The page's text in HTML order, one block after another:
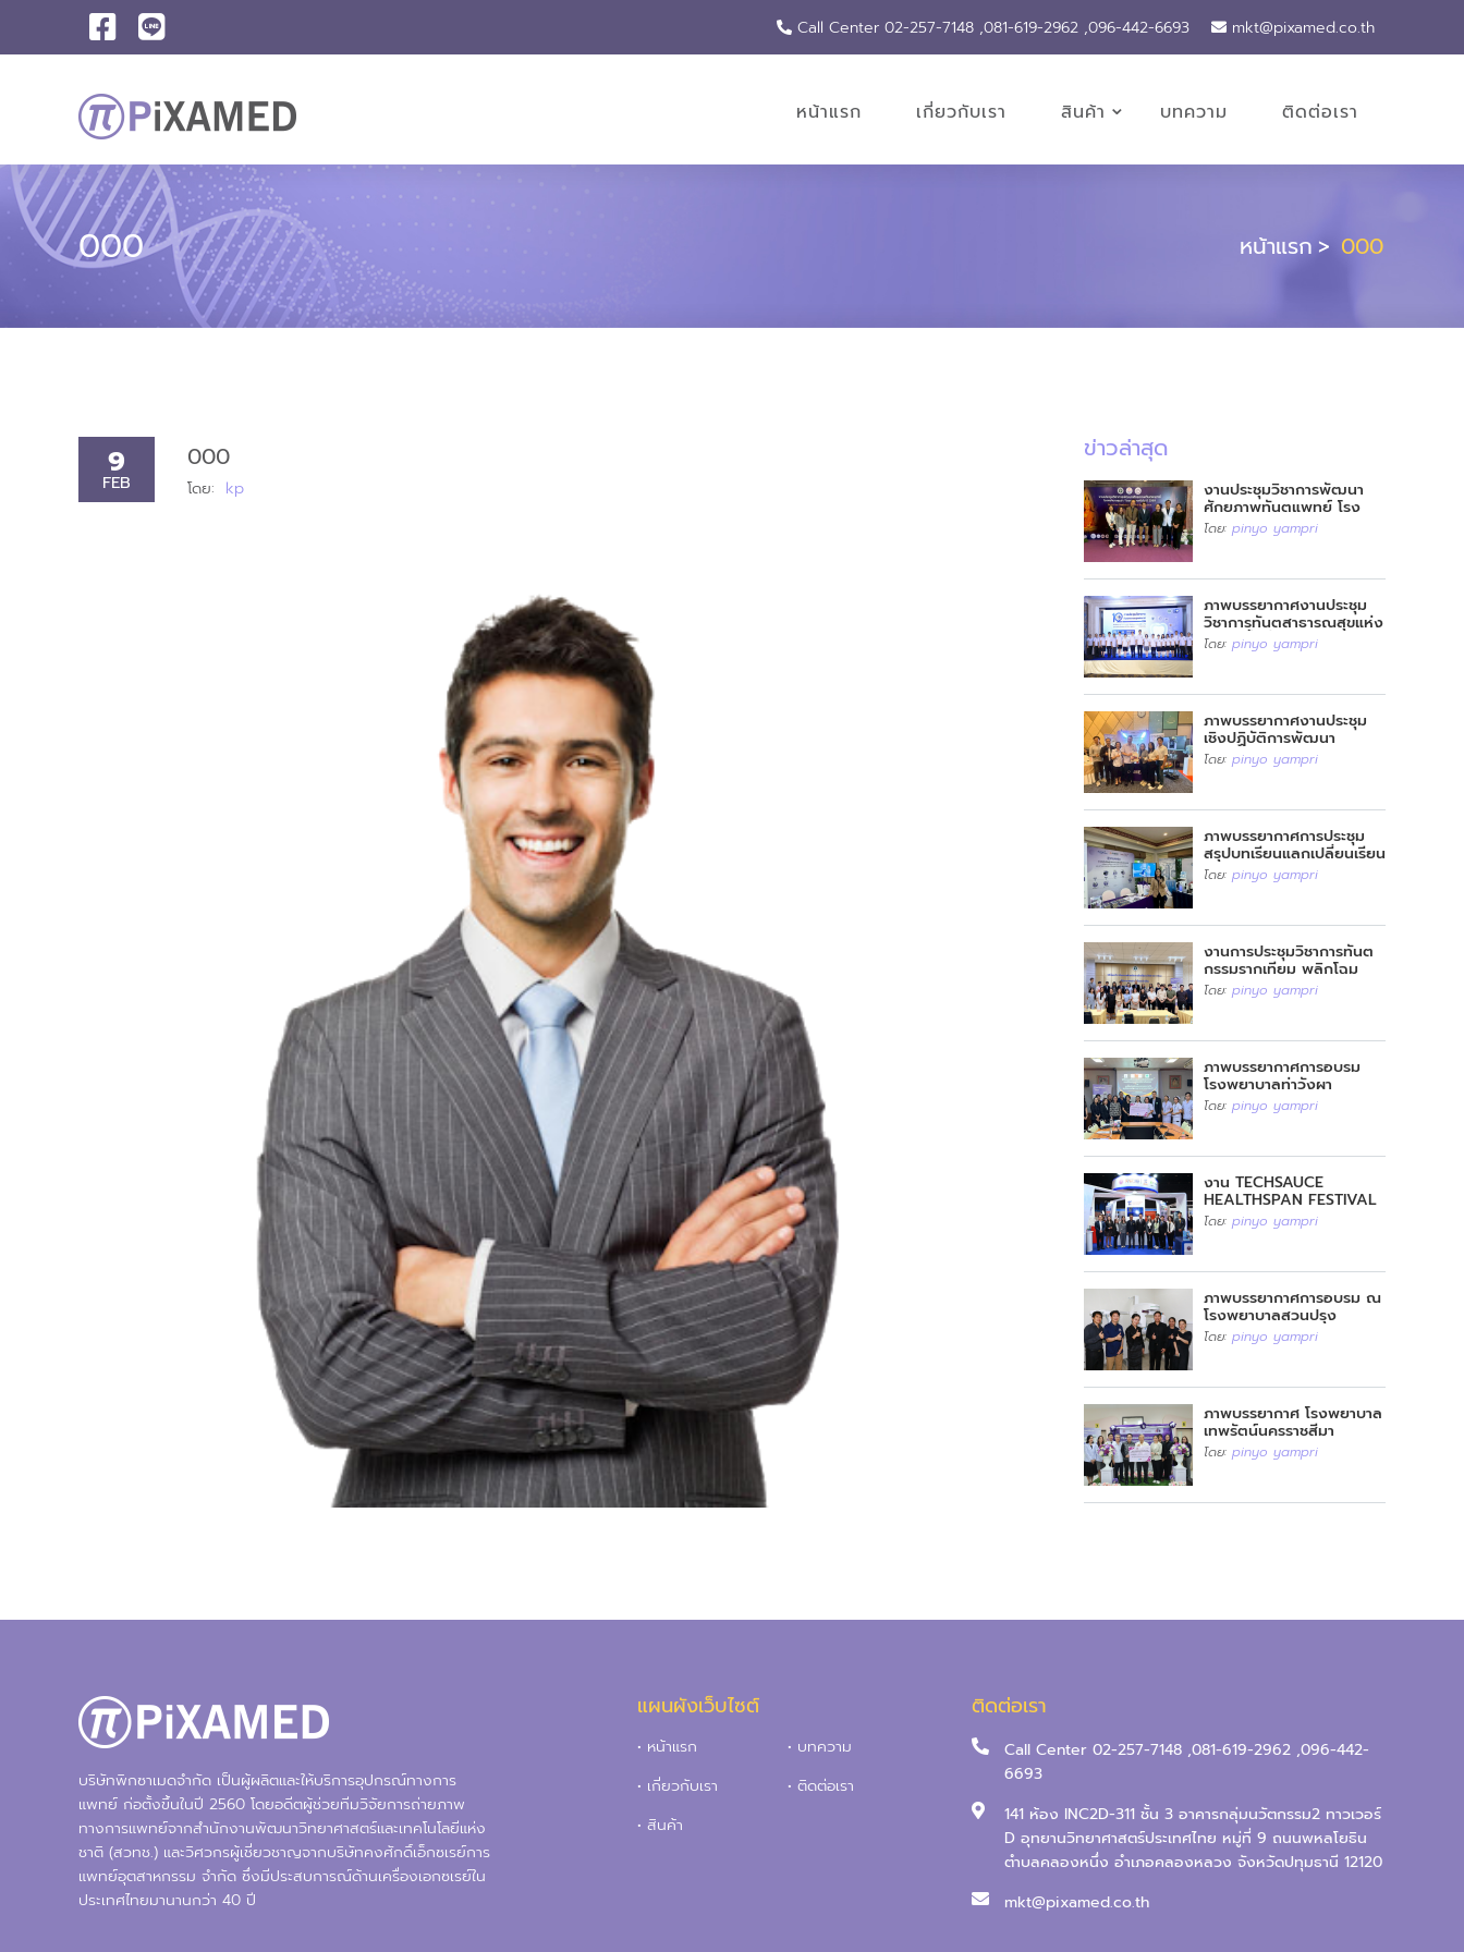
Call Center 02-257-7148 ,081-619-2962 ,096-442-6693 mkt@pixamed.co.th
หน้าแรก เกี่ยวกับเรา สินค้า บทความ ติดต่อเรา
000 หน้าแรก 000
9
FEB
000
โดย: kp
ข่าวล่าสุด
งานประชุมวิชาการพัฒนา
ศักยภาพทันตแพทย์ โรง
พยาบาลศูนย์ / โรงพยาบาล
ทั่วไป ปี2569
โดย: pinyo yampri
ภาพบรรยากาศงานประชุม
วิชาการทันตสาธารณสุขแห่ง
ชาติ ครั้งที่ 12
โดย: pinyo yampri
ภาพบรรยากาศงานประชุม
เชิงปฏิบัติการพัฒนา
ศักยภาพทันตแพทย์และ
ทันตบุคลากรสำนักงาน
ประเทศ
โดย: pinyo yampri
ภาพบรรยากาศการประชุม
สรุปบทเรียนแลกเปลี่ยนเรียน
รู้ สุขภาพช่องปาก เขต
สุขภาพที่ 5 ปี 2569
โดย: pinyo yampri
งานการประชุมวิชาการทันต
กรรมรากเทียม พลิกโฉม
บริการทันตกรรมด้วย
นวัตกรรมไทย เพิ่ม
ประชาชนอย่างทั่วถึงและเท่า
โดย: pinyo yampri
ภาพบรรยากาศการอบรม
โรงพยาบาลท่าวังผา
โดย: pinyo yampri
งาน TECHSAUCE
HEALTHSPAN FESTIVAL
2026
โดย: pinyo yampri
ภาพบรรยากาศการอบรม ณ
โรงพยาบาลสวนปรุง
โดย: pinyo yampri
ภาพบรรยากาศ โรงพยาบาล
เทพรัตน์นครราชสีมา
โดย: pinyo yampri
บริษัทพิกซาเมดจำกัด เป็นผู้ผลิตและให้บริการอุปกรณ์ทางการ
แพทย์ ก่อตั้งขึ้นในปี 2560 โดยอดีตผู้ช่วยทีมวิจัยการถ่ายภาพ
ทางการแพทย์จากสำนักงานพัฒนาวิทยาศาสตร์และเทคโนโลยีแห่ง
ชาติ (สวทช.) และวิศวกรผู้เชี่ยวชาญจากบริษัทคงศักดิ์เอ็กซเรย์การ
แพทย์อุตสาหกรรม จำกัด ซึ่งมีประสบการณ์ด้านเครื่องเอกซเรย์ใน
ประเทศไทยมานานกว่า 40 ปี
แผนผังเว็บไซต์
• หน้าแรก
• เกี่ยวกับเรา
• สินค้า
• บทความ
• ติดต่อเรา
ติดต่อเรา
Call Center 02-257-7148 ,081-619-2962 ,096-442-
6693
141 ห้อง INC2D-311 ชั้น 3 อาคารกลุ่มนวัตกรรม2 ทาวเวอร์
D อุทยานวิทยาศาสตร์ประเทศไทย หมู่ที่ 9 ถนนพหลโยธิน
ตำบลคลองหนึ่ง อำเภอคลองหลวง จังหวัดปทุมธานี 12120
mkt@pixamed.co.th